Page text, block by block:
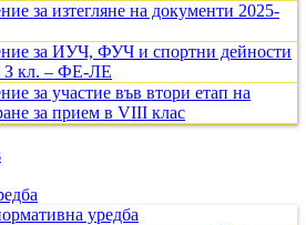
за изтегляне на документи 2025-
за ИУЧ, ФУЧ и спортни дейности
З кл. – ФЕ-ЛЕ
за участие във втори етап на
за прием в VIII клас
уредба